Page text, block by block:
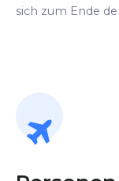
sich zum Ende